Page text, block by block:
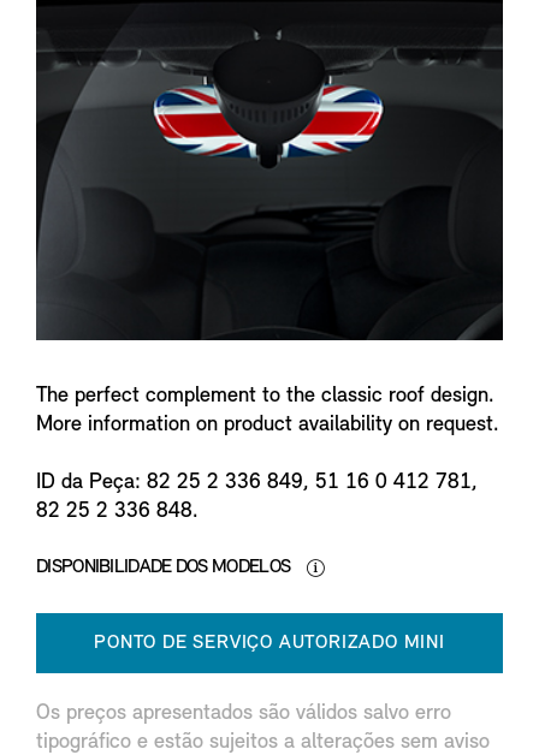
o
The perfect complement to the classic roof design.
More information on product availability on request.
ID da Peça: 82 25 2 336 849, 51 16 0 412 781,
82 25 2 336 848.
DISPONIBILIDADE DOS MODELOS
PONTO DE SERVIÇO AUTORIZADO MINI
Os preços apresentados são válidos salvo erro
tipográfico e estão sujeitos a alterações sem aviso